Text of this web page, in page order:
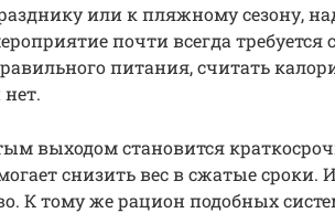
или к пляжному сезону,
почти всегда требуется
питания, считать
выходом становится
снизить вес в сжатые сроки.
К тому же рацион подобных